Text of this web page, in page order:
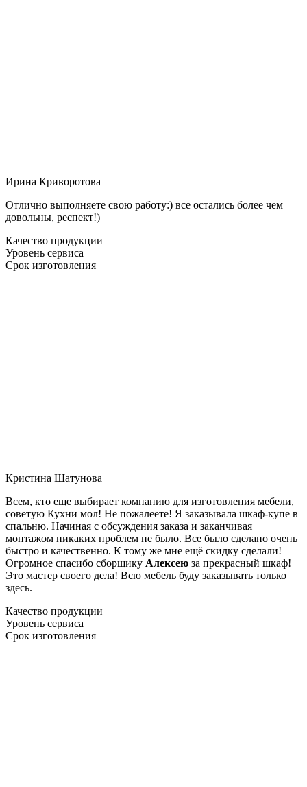
Ирина Криворотова
Отлично выполняете свою работу:) все остались более чем
довольны, респект!)
Качество продукции
Уровень сервиса
Срок изготовления
Кристина Шатунова
Всем, кто еще выбирает компанию для изготовления мебели,
советую Кухни мол! Не пожалеете! Я заказывала шкаф-купе в
спальню. Начиная с обсуждения заказа и заканчивая
монтажом никаких проблем не было. Все было сделано очень
быстро и качественно. К тому же мне ещё скидку сделали!
Огромное спасибо сборщику Алексею за прекрасный шкаф!
Это мастер своего дела! Всю мебель буду заказывать только
здесь.
Качество продукции
Уровень сервиса
Срок изготовления